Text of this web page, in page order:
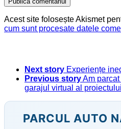
Acest site folosește Akismet
cum sunt procesate datele
Next story Experiențe
Previous storyAm
garajul virtual al
PARCUL AUTO